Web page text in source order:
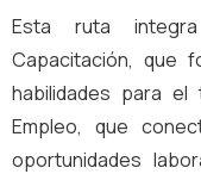
Esta ruta
Capacitación, que
habilidades para
Empleo, que
oportunidades